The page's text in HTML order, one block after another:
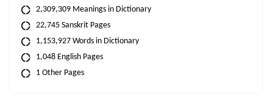
2,309,309 Meanings in Dictionary
22,745 Sanskrit Pages
1,153,927 Words in Dictionary
1,048 English Pages
1 Other Pages